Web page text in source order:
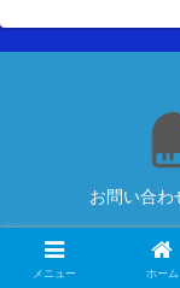
お問い合わ
Copyright
メニュー ホーム